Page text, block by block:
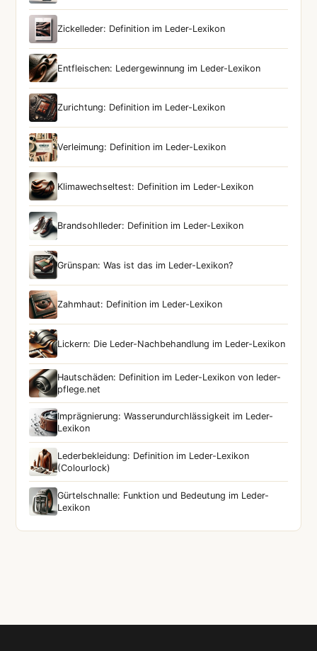
Zickelleder: Definition im Leder-Lexikon
Entfleischen: Ledergewinnung im Leder-Lexikon
Zurichtung: Definition im Leder-Lexikon
Verleimung: Definition im Leder-Lexikon
Klimawechseltest: Definition im Leder-Lexikon
Brandsohlleder: Definition im Leder-Lexikon
Grünspan: Was ist das im Leder-Lexikon?
Zahmhaut: Definition im Leder-Lexikon
Lickern: Die Leder-Nachbehandlung im Leder-Lexikon
Hautschäden: Definition im Leder-Lexikon von leder-
pflege.net
Imprägnierung: Wasserundurchlässigkeit im Leder-
Lexikon
Lederbekleidung: Definition im Leder-Lexikon
(Colourlock)
Gürtelschnalle: Funktion und Bedeutung im Leder-
Lexikon